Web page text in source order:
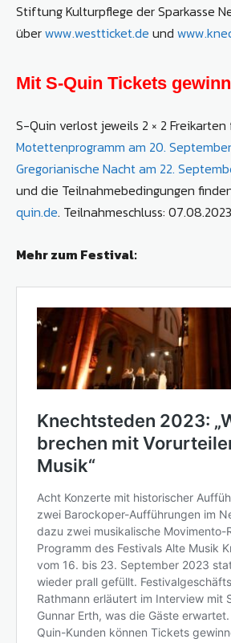
Stiftung Kulturpflege der Sparkasse
überwww.westticket.de und
Mit S-Quin Tickets
S-Quin verlost jeweils 2 × 2
Motettenprogramm am 20. September
Gregorianische Nacht am 22.
und die Teilnahmebedingungen
quin.de. Teilnahmeschluss:
Mehr zum Festival: